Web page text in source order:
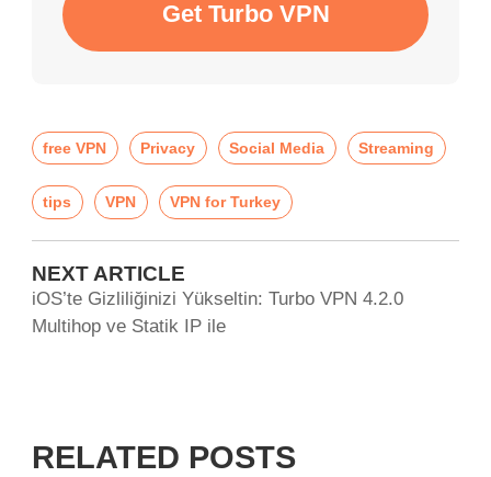
Get Turbo VPN
free VPN Privacy Social Media Streaming
tips VPN VPN for Turkey
NEXT ARTICLE
iOS’te Gizliliğinizi Yükseltin: Turbo VPN 4.2.0
Multihop ve Statik IP ile
RELATED POSTS